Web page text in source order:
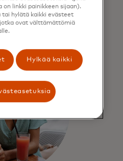
on linkki painikkeen sijaan).
tai hylätä kaikki evästeet
ovat välttämättömiä
Hylkää kaikki